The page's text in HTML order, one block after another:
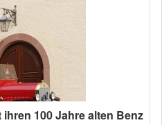
100 Jahre alten Benz